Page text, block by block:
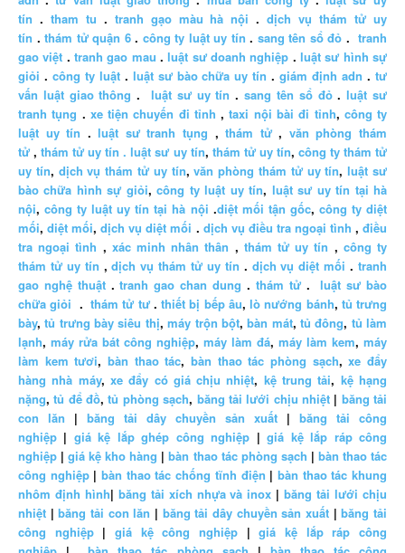
tín . tham tu . tranh gạo màu hà nội .dịch vụ thám tử uy
tín .thám tử quận 6. công ty luật uy tín . sang tên sổ đỏ .tranh
gao việt .tranh gao mau .luật sư doanh nghiệp .luật sư hình sự
giỏi . công ty luật. luật sư bào chữa uy tín .giám định adn .tư
vấn luật giao thông . luật sư uy tín .sang tên sổ đỏ.luật sư
tranh tụng . xe tiện chuyến đi tỉnh ,taxi nội bài đi tỉnh, công ty
luật uy tín .luật sư tranh tụng ,thám tử, văn phòng thám
tử ,thám tử uy tín . luật sư uy tín, thám tử uy tín, công ty thám tử
uy tín, dịch vụ thám tử uy tín,văn phòng thám tử uy tín,luật sư
bào chữa hình sự giỏi,công ty luật uy tín, luật sư uy tín tại hà
nội,công ty luật uy tín tại hà nội .diệt mối tận gốc, công ty diệt
mối,diệt mối,dịch vụ diệt mối . dịch vụ điều tra ngoại tình ,điều
tra ngoại tình , xác minh nhân thân , thám tử uy tín , công ty
thám tử uy tín ,dịch vụ thám tử uy tín . dịch vụ diệt mối .tranh
gao nghệ thuật.tranh gao chan dung . thám tử.luật sư bào
chữa giỏi .thám tử tư.thiết bị bếp âu,lò nướng bánh, tủ trưng
bày,tủ trưng bày siêu thị,máy trộn bột,bàn mát, tủ đông, tủ làm
lạnh, máy rửa bát công nghiệp, máy làm đá, máy làm kem, máy
làm kem tươi,bàn thao tác,bàn thao tác phòng sạch,xe đẩy
hàng nhà máy, xe đẩy có giá chịu nhiệt, kệ trung tải, kệ hạng
nặng,tủ để đồ,tủ phòng sạch, băng tải lưới chịu nhiệt| băng tải
con lăn | băng tải dây chuyền sản xuất | băng tải công
nghiệp | giá kệ lắp ghép công nghiệp |giá kệ lắp ráp công
nghiệp |giá kệ kho hàng |bàn thao tác phòng sạch | bàn thao tác
công nghiệp|bàn thao tác chống tĩnh điện | bàn thao tác khung
nhôm định hình| băng tải xích nhựa và inox |băng tải lưới chịu
nhiệt |băng tải con lăn | băng tải dây chuyền sản xuất |băng tải
công nghiệp|giá kệ công nghiệp |giá kệ lắp ráp công